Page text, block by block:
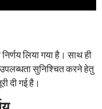
लिया गया है। साथ ही
सुनिश्चित करने हेतु
दी गई है।